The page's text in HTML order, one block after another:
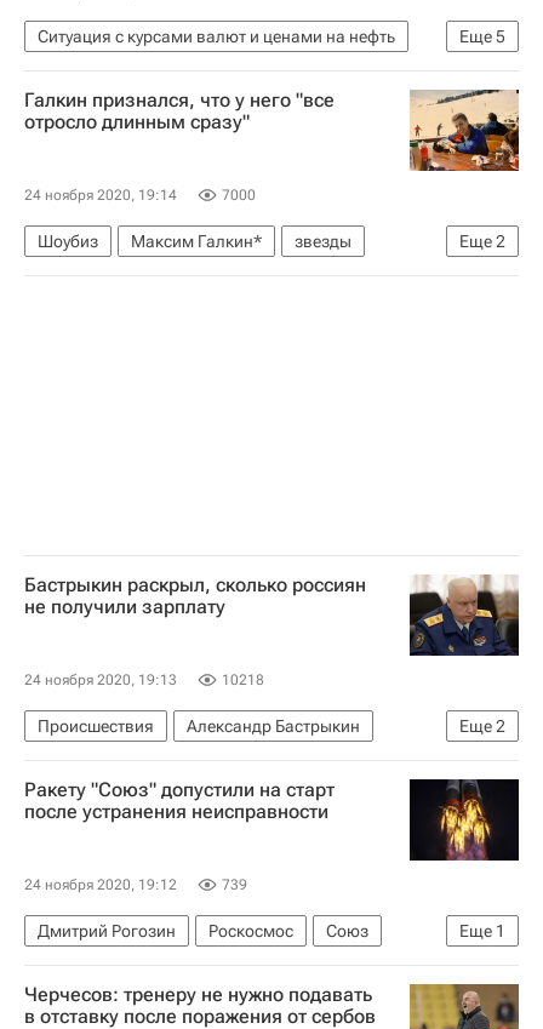
Еще5
Ситуация с курсами валют и ценами на нефть
Экономика
Brent ОПЕК
WTI (нефть)
Цены на нефть
Галкин признался, что у него "все
отросло длинным сразу"
24 ноября 2020, 19:14 7000
Еще2
Шоубиз Максим Галкин*
звезды
Знаменитости
Турция
Бастрыкин раскрыл, сколько россиян
не получили зарплату
24 ноября 2020, 19:13 10218
Еще2
Происшествия
Александр Бастрыкин
Федеральная служба по труду и занятости (Роструд)
Следственный комитет России (СК РФ)
Ракету "Союз" допустили на старт
после устранения неисправности
24 ноября 2020, 19:12 739
Еще 1
Дмитрий Рогозин Роскосмос
Союз
Космос - РИА Наука
Черчесов: тренеру не нужно подавать
в отставку после поражения от сербов